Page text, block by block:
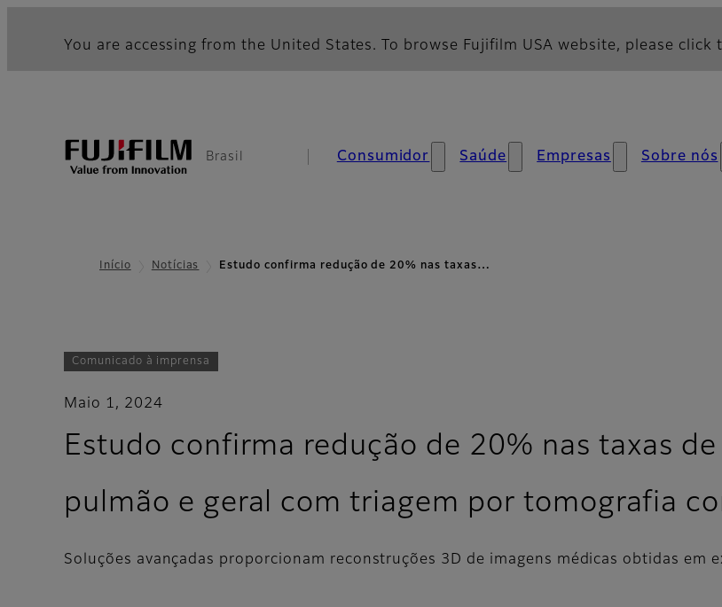
You are accessing from the United States. To browse Fujifilm USA website, please click
Brasil Consumidor Saúde Empresas Sobre nós
Início Notícias Estudo confirma redução de 20% nas taxas…
Comunicado à imprensa
Maio 1, 2024
Estudo confirma redução de 20% nas taxas
pulmão e geral com triagem por tomografia
Soluções avançadas proporcionam reconstruções 3D de imagens médicas obtidas em